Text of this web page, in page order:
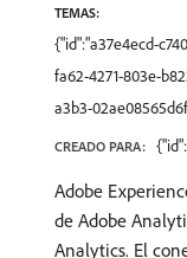
TEMAS:
{"id":"a37e4ecd-
fa62-4271-803e-
a3b3-
CREADO PARA:
Adobe
de Adobe
Analytics. El